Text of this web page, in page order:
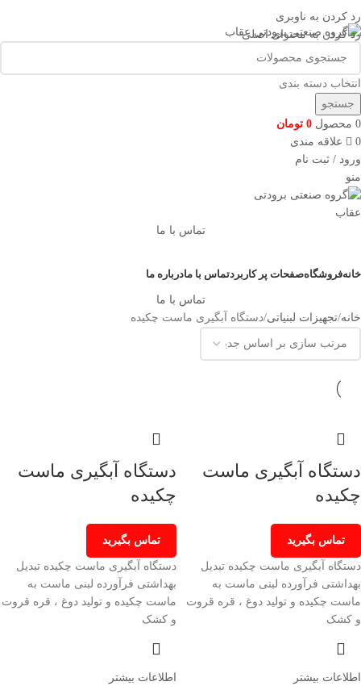
رد کردن به ناوبری
رد کردن به محتوای اصلی
اتاق سازی و یخچال سازی عقاب
انتخاب دسته بندی
جستجو
0 محصول 0 تومان
0
علاقه مندی
ورود / ثبت نام
منو
تماس با ما
خانهفروشگاهصفحات پر کاربردتماس با مادرباره ما
تماس با ما
خانه تجهیزات لبنیاتی دستگاه آبگیری ماست چکیده
دستگاه آبگیری ماست
چکیده
تماس بگیرید
دستگاه آبگیری ماست چکیده تبدیل
بهداشتی فرآورده لبنی ماست به
ماست چکیده و تولید دوغ ، قره قروت
و کشک
اطلاعات بیشتر
دستگاه آبگیری ماست
چکیده
تماس بگیرید
دستگاه آبگیری ماست چکیده تبدیل
بهداشتی فرآورده لبنی ماست به
ماست چکیده و تولید دوغ ، قره قروت
و کشک
اطلاعات بیشتر